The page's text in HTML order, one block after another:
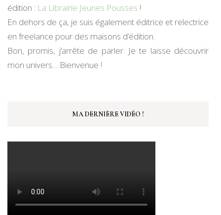
édition : La Librairie Jeunes Pousses !
En dehors de ça, je suis également éditrice et relectrice
en freelance pour des maisons d’édition.
Bon, promis, j’arrête de parler. Je te laisse découvrir
mon univers… Bienvenue !
MA DERNIÈRE VIDÉO !